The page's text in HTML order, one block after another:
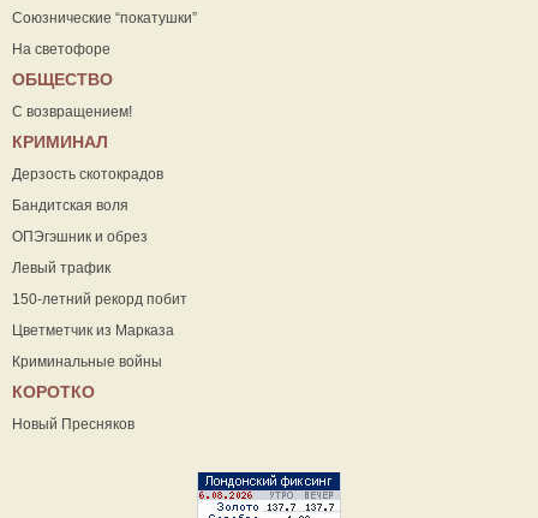
Союзнические “покатушки”
На светофоре
ОБЩЕСТВО
С возвращением!
КРИМИНАЛ
Дерзость скотокрадов
Бандитская воля
ОПЭгэшник и обрез
Левый трафик
150-летний рекорд побит
Цветметчик из Марказа
Криминальные войны
КОРОТКО
Новый Пресняков